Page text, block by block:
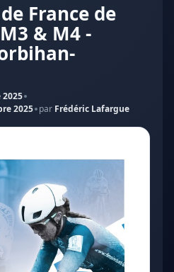
France de
& M4 -
2025 par Frédéric Lafargue